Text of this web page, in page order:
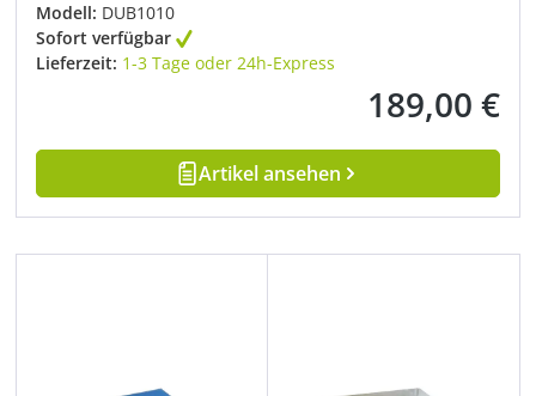
Modell: DUB1010
Sofort verfügbar
Lieferzeit: 1-3 Tage oder 24h-Express
Regulärer Preis:
189,00 €
Artikel ansehen